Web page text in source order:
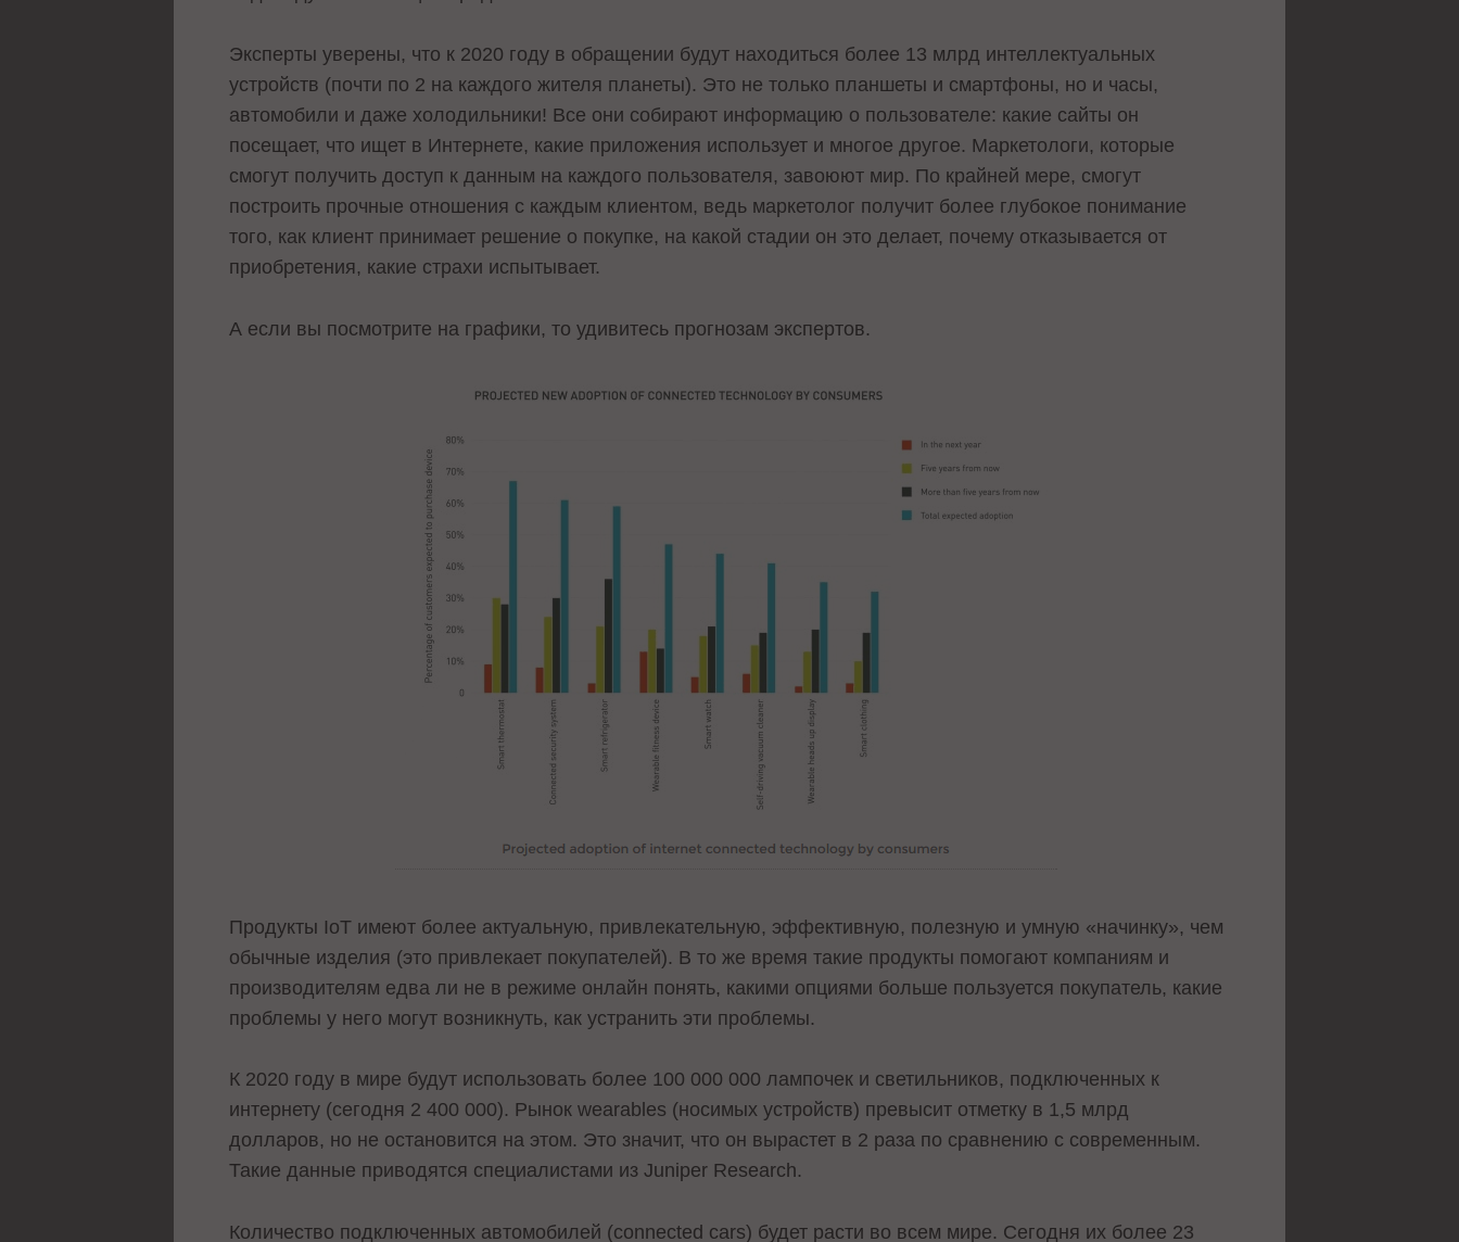
Эксперты уверены, что к 2020 году в обращении будут находиться более 13 млрд интеллектуальных
устройств (почти по 2 на каждого жителя планеты). Это не только планшеты и смартфоны, но и часы,
автомобили и даже холодильники! Все они собирают информацию о пользователе: какие сайты он
посещает, что ищет в Интернете, какие приложения использует и многое другое. Маркетологи, которые
смогут получить доступ к данным на каждого пользователя, завоюют мир. По крайней мере, смогут
построить прочные отношения с каждым клиентом, ведь маркетолог получит более глубокое понимание
того, как клиент принимает решение о покупке, на какой стадии он это делает, почему отказывается от
приобретения, какие страхи испытывает.
А если вы посмотрите на графики, то удивитесь прогнозам экспертов.
Продукты IoT имеют более актуальную, привлекательную, эффективную, полезную и умную «начинку», чем
обычные изделия (это привлекает покупателей). В то же время такие продукты помогают компаниям и
производителям едва ли не в режиме онлайн понять, какими опциями больше пользуется покупатель, какие
проблемы у него могут возникнуть, как устранить эти проблемы.
К 2020 году в мире будут использовать более 100 000 000 лампочек и светильников, подключенных к
интернету (сегодня 2 400 000). Рынок wearables (носимых устройств) превысит отметку в 1,5 млрд
долларов, но не остановится на этом. Это значит, что он вырастет в 2 раза по сравнению с современным.
Такие данные приводятся специалистами из Juniper Research.
Количество подключенных автомобилей (connected cars) будет расти во всем мире. Сегодня их более 23